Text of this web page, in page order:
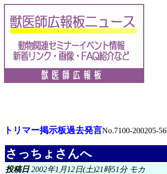
トリマー掲示板過去発言No.7100-200205-56
さっちょさんへ
投稿日2002年1月12日(土)21時51分 モカ